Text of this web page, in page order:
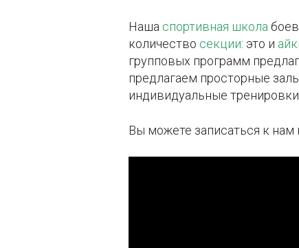
Наша спортивная школа
количество секции: это и
групповых программ
предлагаем просторные
индивидуальные тренировки.
Вы можете записаться к